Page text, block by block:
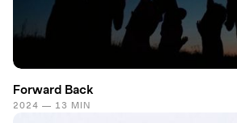
Forward Back
2024 — 13 MIN